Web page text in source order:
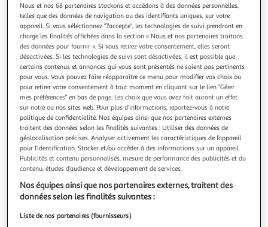
Vin rouge AOP Corse cuvée historique Réserve du
Président
37,5cl Petit format
Vous voulez connaître le prix de ce produit ?
Afficher le prix
Nous et nos 68 partenaires stockons et accédons à des données personnelles,
telles que des données de navigation ou des identifiants uniques, sur votre
appareil. Si vous sélectionnez "J'accepte", les technologies de suivi prendront en
charge les finalités affichées dans la section « Nous et nos partenaires traitons
des données pour fournir ». Si vous retirez votre consentement, elles seront
désactivées. Si les technologies de suivi sont désactivées, il est possible que
certains contenus et annonces qui vous sont présentés ne soient pas pertinents
pour vous. Vous pouvez faire réapparaître ce menu pour modifier vos choix ou
pour retirer votre consentement à tout moment en cliquant sur le lien "Gérer
mes préférences" en bas de page. Les choix que vous avez fait auront un effet
sur notre ou nos sites web. Pour plus d’informations, reportez-vous à notre
politique de confidentialité. Nos équipes ainsi que nos partenaires externes
traitent des données selon les finalités suivantes : Utiliser des données de
géolocalisation précises. Analyser activement les caractéristiques de l’appareil
pour l’identification. Stocker et/ou accéder à des informations sur un appareil.
Publicités et contenu personnalisés, mesure de performance des publicités et du
contenu, études d’audience et développement de services.
Nos équipes ainsi que nos partenaires externes, traitent des
données selon les finalités suivantes :
Liste de nos partenaires (fournisseurs)